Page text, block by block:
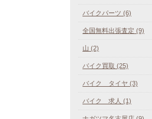
バイクパーツ (6)
全国無料出張査定 (9)
山 (2)
バイク買取 (25)
バイク タイヤ (3)
バイク 求人 (1)